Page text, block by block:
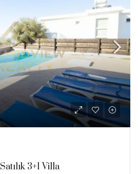
3+1 Villa